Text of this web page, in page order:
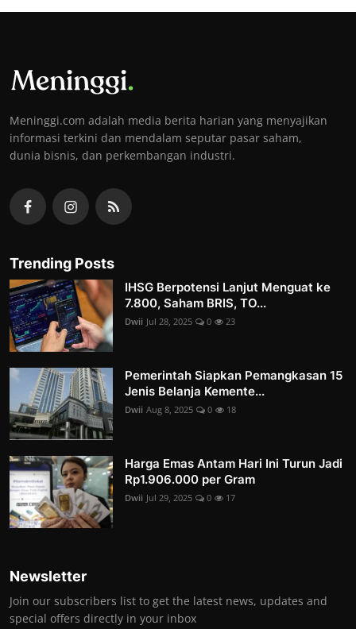
Meninggi.com adalah media berita harian yang menyajikan
informasi terkini dan mendalam seputar pasar saham,
dunia bisnis, dan perkembangan industri.
Trending Posts
IHSG Berpotensi Lanjut Menguat ke
7.800, Saham BRIS, TO...
Dwii Jul 28, 2025 0 23
Pemerintah Siapkan Pemangkasan 15
Jenis Belanja Kemente...
Dwii Aug 8, 2025 0 18
Harga Emas Antam Hari Ini Turun Jadi
Rp1.906.000 per Gram
Dwii Jul 29, 2025 0 17
Newsletter
Join our subscribers list to get the latest news, updates and
special offers directly in your inbox